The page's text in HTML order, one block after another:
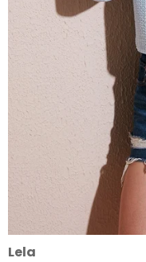
Lela